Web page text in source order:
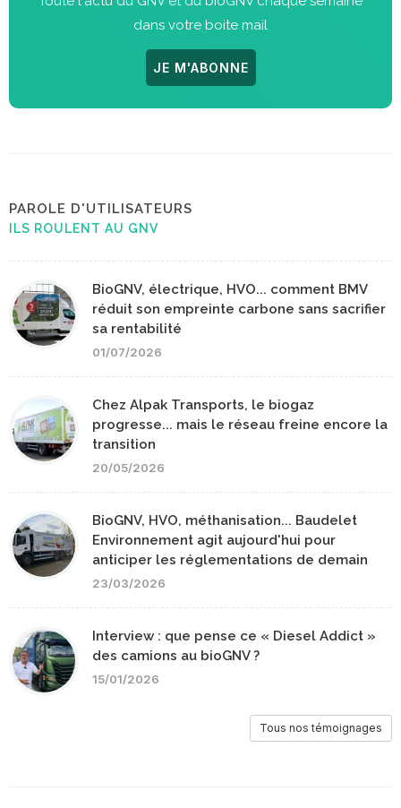
dans votre boite mail
JE M'ABONNE
PAROLE D'UTILISATEURS
ILS ROULENT AU GNV
BioGNV, électrique, HVO... comment BMV
réduit son empreinte carbone sans sacrifier
sa rentabilité
01/07/2026
Chez Alpak Transports, le biogaz
progresse... mais le réseau freine encore la
transition
20/05/2026
BioGNV, HVO, méthanisation... Baudelet
Environnement agit aujourd'hui pour
anticiper les réglementations de demain
23/03/2026
Interview : que pense ce « Diesel Addict »
des camions au bioGNV ?
15/01/2026
Tous nos témoignages